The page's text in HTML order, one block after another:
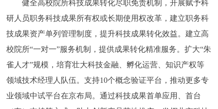
健全高校院所科技成果转化尽职免责机制，开展赋予科
研人员职务科技成果所有权或长期使用权改革，建立职务科
技成果资产单列管理制度，提升科技成果转化效益。建立高
校院所“一对一”服务机制，提供成果转化精准服务。扩大“朱
雀人才”规模，培育壮大科技金融、孵化运营、知识产权等
领域技术经理人队伍。支持10个概念验证平台，推动更多专
业领域中试平台在京布局。通过科技成果首单应用、首台